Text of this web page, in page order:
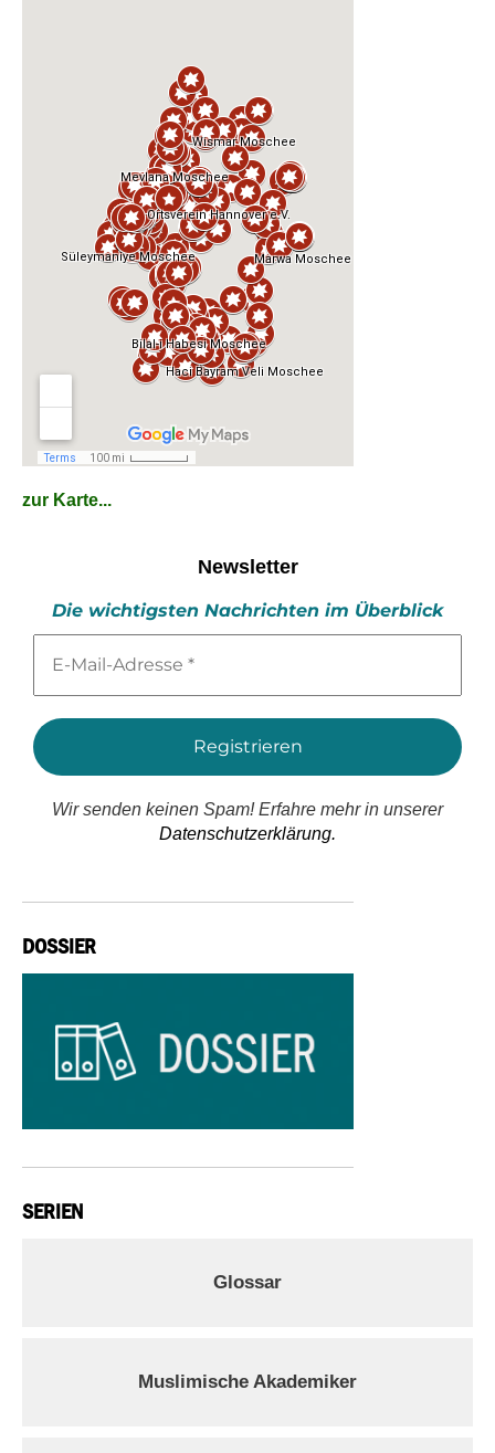
zur Karte...
Newsletter
Die wichtigsten Nachrichten im Überblick
Mail-
*
Wir senden keinen Spam! Erfahre mehr in unserer
Datenschutzerklärung.
DOSSIER
SERIEN
Glossar
Muslimische Akademiker